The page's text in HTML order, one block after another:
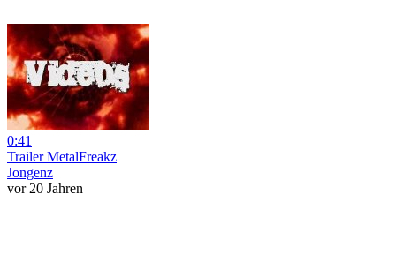
0:41
Trailer MetalFreakz
Jongenz
vor 20 Jahren